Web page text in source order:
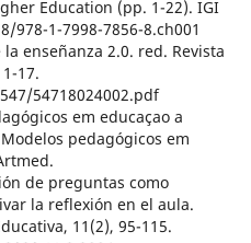
Education (pp. 1-22). IGI
1-7998-7856-8.ch001
enseñanza 2.0. red. Revista
17.
54718024002.pdf
em educaçao a
pedagógicos em
de preguntas como
la reflexión en el aula.
11(2), 95-115.